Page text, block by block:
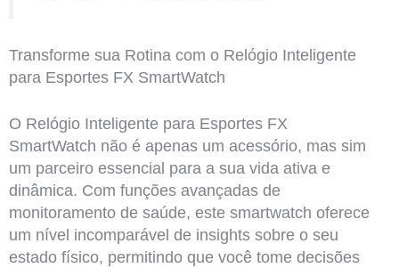
Transforme sua Rotina com o Relógio Inteligente
para Esportes FX SmartWatch
O Relógio Inteligente para Esportes FX
SmartWatch não é apenas um acessório, mas sim
um parceiro essencial para a sua vida ativa e
dinâmica. Com funções avançadas de
monitoramento de saúde, este smartwatch oferece
um nível incomparável de insights sobre o seu
estado físico, permitindo que você tome decisões